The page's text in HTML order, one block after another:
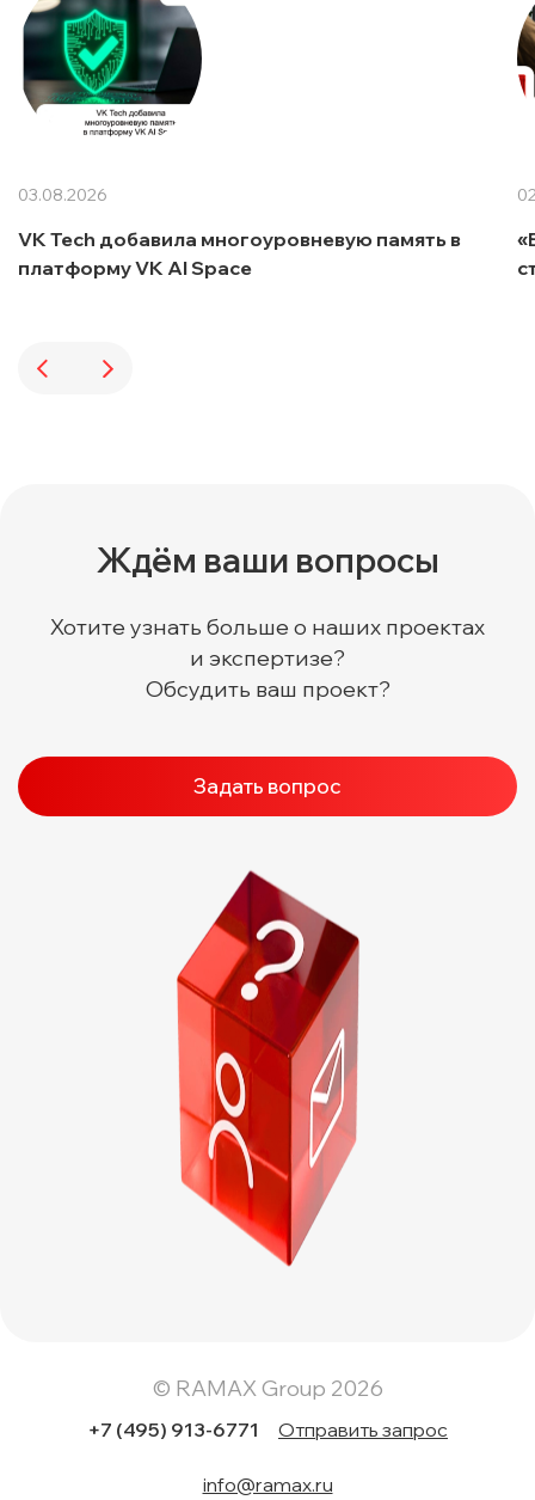
03.08.2026
VK Tech добавила многоуровневую память в
платформу VK AI Space
Ждём ваши вопросы
Хотите узнать больше о наших проектах
и экспертизе?
Обсудить ваш проект?
Задать вопрос
© RAMAX Group 2026
+7 (495) 913-6771 Отправить запрос
info@ramax.ru